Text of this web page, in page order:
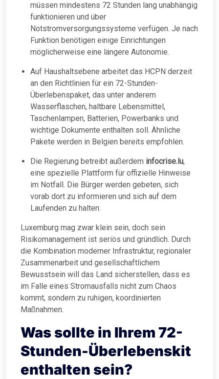
müssen mindestens 72 Stunden lang unabhängig
funktionieren und über
Notstromversorgungssysteme verfügen. Je nach
Funktion benötigen einige Einrichtungen
möglicherweise eine längere Autonomie.
Auf Haushaltsebene arbeitet das HCPN derzeit
an den Richtlinien für ein 72-Stunden-
Überlebenspaket, das unter anderem
Wasserflaschen, haltbare Lebensmittel,
Taschenlampen, Batterien, Powerbanks und
wichtige Dokumente enthalten soll. Ähnliche
Pakete werden in Belgien bereits empfohlen.
Die Regierung betreibt außerdem infocrise.lu,
eine spezielle Plattform für offizielle Hinweise
im Notfall. Die Bürger werden gebeten, sich
vorab dort zu informieren und sich auf dem
Laufenden zu halten.
Luxemburg mag zwar klein sein, doch sein
Risikomanagement ist seriös und gründlich. Durch
die Kombination moderner Infrastruktur, regionaler
Zusammenarbeit und gesellschaftlichem
Bewusstsein will das Land sicherstellen, dass es
im Falle eines Stromausfalls nicht zum Chaos
kommt, sondern zu ruhigen, koordinierten
Maßnahmen.
Was sollte in Ihrem 72-
Stunden-Überlebenskit
enthalten sein?